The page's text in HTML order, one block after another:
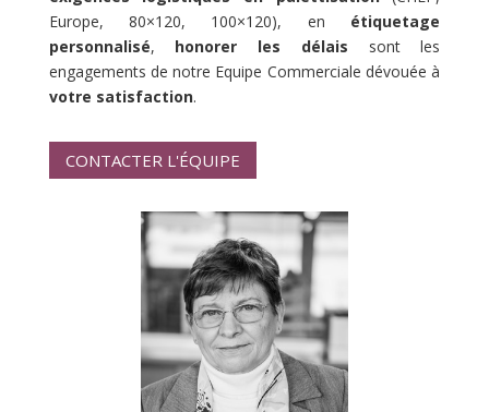
Europe, 80×120, 100×120), en étiquetage
personnalisé, honorer les délais sont les
engagements de notre Equipe Commerciale dévouée à
votre satisfaction.
CONTACTER L'ÉQUIPE